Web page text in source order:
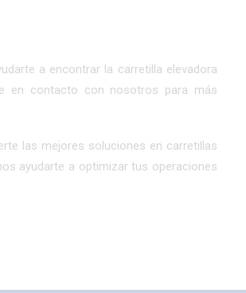
a encontrar la carretilla elevadora
en contacto con nosotros para más
las mejores soluciones en carretillas
ayudarte a optimizar tus operaciones